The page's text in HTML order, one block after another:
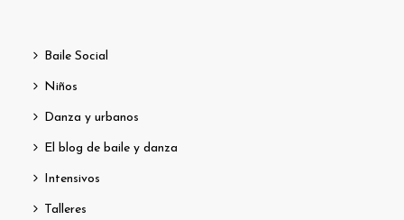
Baile Social
Niños
Danza y urbanos
El blog de baile y danza
Intensivos
Talleres